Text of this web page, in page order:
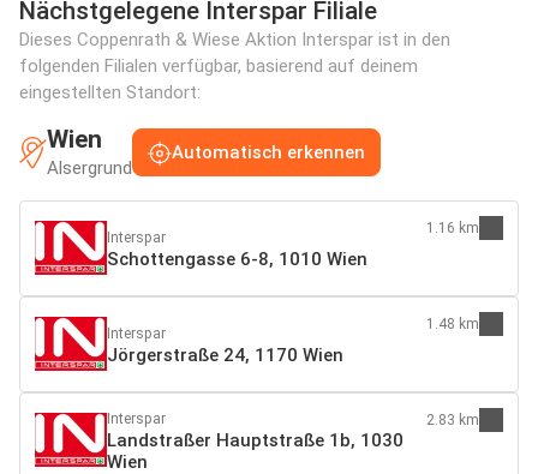
Nächstgelegene Interspar Filiale
Dieses Coppenrath & Wiese Aktion Interspar ist in den
folgenden Filialen verfügbar, basierend auf deinem
eingestellten Standort:
Wien
Alsergrund
Automatisch erkennen
Interspar
Schottengasse 6-8, 1010 Wien
1.16 km
Interspar
Jörgerstraße 24, 1170 Wien
1.48 km
Interspar
Landstraßer Hauptstraße 1b, 1030
Wien
2.83 km